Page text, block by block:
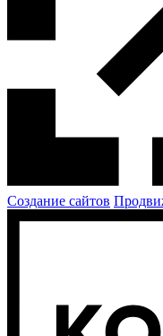
Создание сайтов